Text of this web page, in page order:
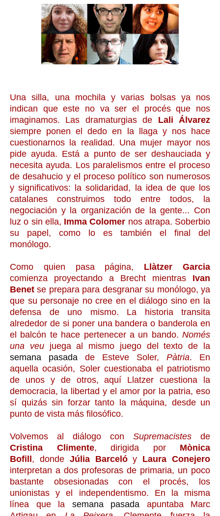
Una silla, una mochila y varias bolsas ya nos
indican que este no va ser el procés que nos
imaginamos. Las dramaturgias de Lali Álvarez
siempre ponen el dedo en la llaga y nos hace
cuestionarnos la realidad. Una mujer mayor nos
pide ayuda. Está a punto de ser deshauciada y
necesita ayuda. Los paralelismos entre el proceso
de desahucio y el proceso político son numerosos
y significativos: la solidaridad, la idea de que los
catalanes construimos todo entre todos, la
negociación y la organización de la gente... Con
luz o sin ella, Imma Colomer nos atrapa. Soberbio
su papel, como lo es también el final del
monólogo.
Como quien pasa página, Llàtzer Garcia
comienza proyectando a Brecht mientras Ivan
Benet se prepara para desgranar su monólogo, ya
que su personaje no cree en el diálogo sino en la
defensa de uno mismo. La historia transita
alrededor de si poner una bandera o banderola en
el balcón te hace pertenecer a un bando. Només
una veujuega al mismo juego del texto de la
semana pasada de Esteve Soler, Pàtria. En
aquella ocasión, Soler cuestionaba el patriotismo
de unos y de otros, aquí Llatzer cuestiona la
democracia, la libertad y el amor por la patria, eso
sí quizás sin forzar tanto la máquina, desde un
punto de vista más filosófico.
Volvemos al diálogo con Supremacistes de
Cristina Climente, dirigida porMònica
Bofill , donde Júlia Barcelóy Laura Conejero
interpretan a dos profesoras de primaria, un poco
bastante obsesionadas con el procés, los
unionistas y el independentismo. En la misma
línea que la semana pasada apuntaba Marc